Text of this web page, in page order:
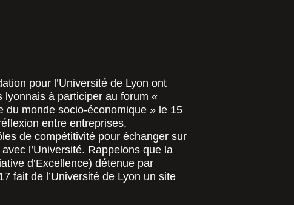
pour l’Université de Lyon ont
lyonnais à participer au forum «
du monde socio-économique » le 15
entre entreprises,
de compétitivité pour échanger sur
l’Université. Rappelons que la
d’Excellence) détenue par
fait de l’Université de Lyon un site